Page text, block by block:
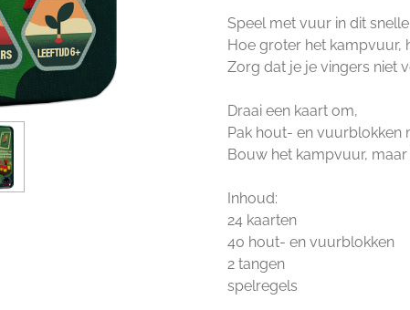
Speel met vuur in dit
Hoe groter het kampvuur,
Zorg dat je je vingers niet
Draai een kaart om,
Pak hout- en vuurblokken
Bouw het kampvuur,
Inhoud:
24 kaarten
40 hout- en vuurblokken
2 tangen
spelregels